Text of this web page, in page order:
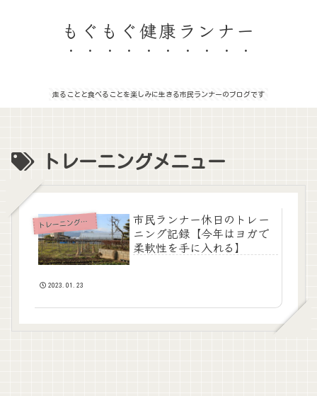
もぐもぐ健康ランナー
走ることと食べることを楽しみに生きる市民ランナーのブログです
トレーニングメニュー
トレーニングメニュー
市民ランナー休日のトレー
ニング記録【今年はヨガで
柔軟性を手に入れる】
2023.01.23